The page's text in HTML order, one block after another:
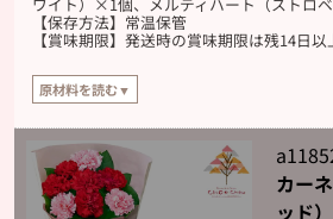
【保存方法】常温保管
【賞味期限】発送時の賞味期限は残14日以
原材料を読む▼
【原材料】
ポム・ママン：りんごプレザーブ（国内製造）、
ペースト、全卵、砂糖、りんごソース、洋酒、食
剤（加工でん粉）、加工でん粉、乳化剤、酸味料
黄、カロテン）、（一部に小麦・卵・乳成分・大
カー
ッド